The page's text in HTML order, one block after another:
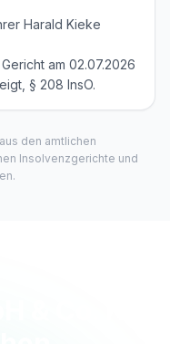
Harald Kieke
am 02.07.2026
§ 208 InsO.
den amtlichen
Insolvenzgerichte und